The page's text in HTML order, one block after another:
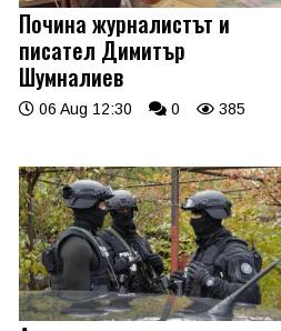
Почина журналистът и
писател Димитър
Шумналиев
06 Aug 12:30 0 385